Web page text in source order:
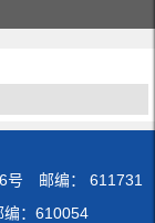
号 邮编： 611731
：610054